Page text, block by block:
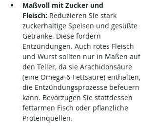
Maßvoll mit Zucker und
Fleisch: Reduzieren Sie stark
zuckerhaltige Speisen und gesüßte
Getränke. Diese fördern
Entzündungen. Auch rotes Fleisch
und Wurst sollten nur in Maßen auf
den Teller, da sie Arachidonsäure
(eine Omega-6-Fettsäure) enthalten,
die Entzündungsprozesse befeuern
kann. Bevorzugen Sie stattdessen
fettarmen Fisch oder pflanzliche
Proteinquellen.